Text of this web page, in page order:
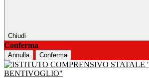
Chiudi
Conferma
Annulla Conferma